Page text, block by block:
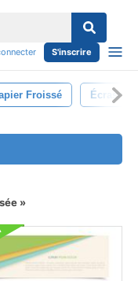
S'inscrire
Froissé Écraser